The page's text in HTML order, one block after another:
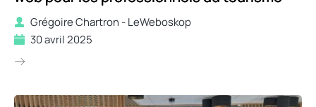
Grégoire Chartron - LeWeboskop
30 avril 2025